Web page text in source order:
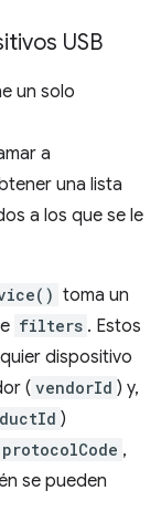
USB
un solo
a
una lista
a los que se le
toma un
filters . Estos
dispositivo
( vendorId ) y,
)
protocolCode ,
se pueden